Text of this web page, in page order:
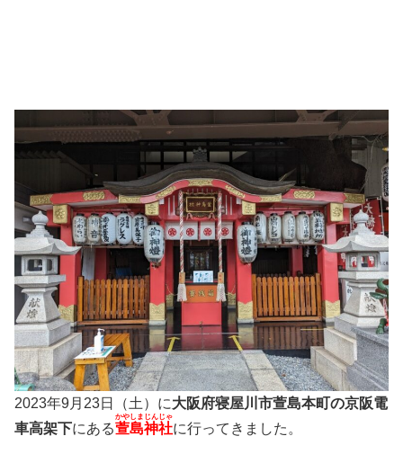
2023年9月23日（土）に大阪府寝屋川市萱島本町の京阪電
車高架下にある萱島神社
かやしまじんじゃ
に行ってきました。